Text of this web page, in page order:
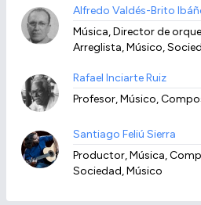
Alfredo Valdés-Brito
Música, Director de
Arreglista, Músico,
Rafael Inciarte Ruiz
Profesor, Músico,
Santiago Feliú Sierra
Productor, Música,
Sociedad, Músico